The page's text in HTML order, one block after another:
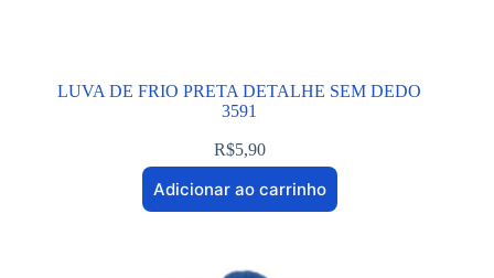
LUVA DE FRIO PRETA DETALHE SEM DEDO
3591
R$5,90
Adicionar ao carrinho